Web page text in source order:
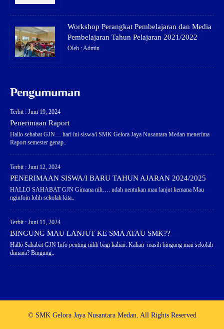
Workshop Perangkat Pembelajaran dan Media
Pembelajaran Tahun Pelajaran 2021/2022
Oleh : Admin
Pengumuman
Terbit : Juni 19, 2024
Penerimaan Raport
Hallo sehabat GJN… hari ini siswa/i SMK Gelora Jaya Nusantara Medan menerima
Raport semester genap..
Terbit : Juni 12, 2024
PENERIMAAN SISWA/I BARU TAHUN AJARAN 2024/2025
HALLO SAHABAT GJN Gimana nih…. udah nentukan mau lanjut kemana Mau
nginfoin lohh sekolah kita..
Terbit : Juni 11, 2024
BINGUNG MAU LANJUT KE SMA ATAU SMK??
Hallo Sahabat GJN Info penting nihh bagi kalian. Kalian masih bingung mau sekolah
dimana? Bingung..
© SMK Gelora Jaya Nusantara Medan. All Rights Reserved